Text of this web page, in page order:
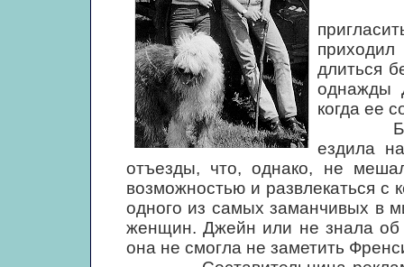
длиться
однажды
когда ее
Будучи
ездила
отъезды, что, однако, не
возможностью и развлекаться с
одного из самых заманчивых в
женщин. Джейн или не знала об
она не смогла не заметить